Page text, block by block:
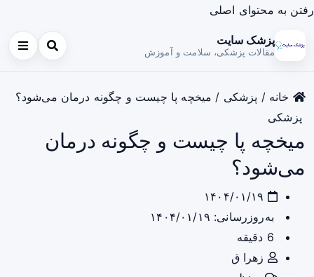
رفتن به محتوای اصلی
پزشک سایت
مقالات پزشکی، سلامت و آموزش
خانه / پزشکی / میخچه پا چیست و چگونه درمان می‌شود؟
پزشکی
میخچه پا چیست و چگونه درمان
می‌شود؟
به‌روزرسانی: ۱۴۰۴/۰۱/۱۹
زهرا ق